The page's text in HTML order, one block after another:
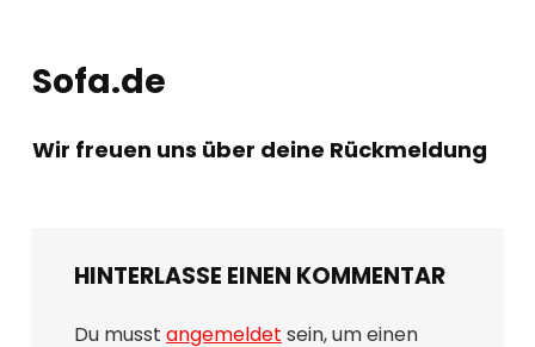
Sofa.de
Wir freuen uns über deine Rückmeldung
HINTERLASSE EINEN KOMMENTAR
Du musst angemeldet sein, um einen